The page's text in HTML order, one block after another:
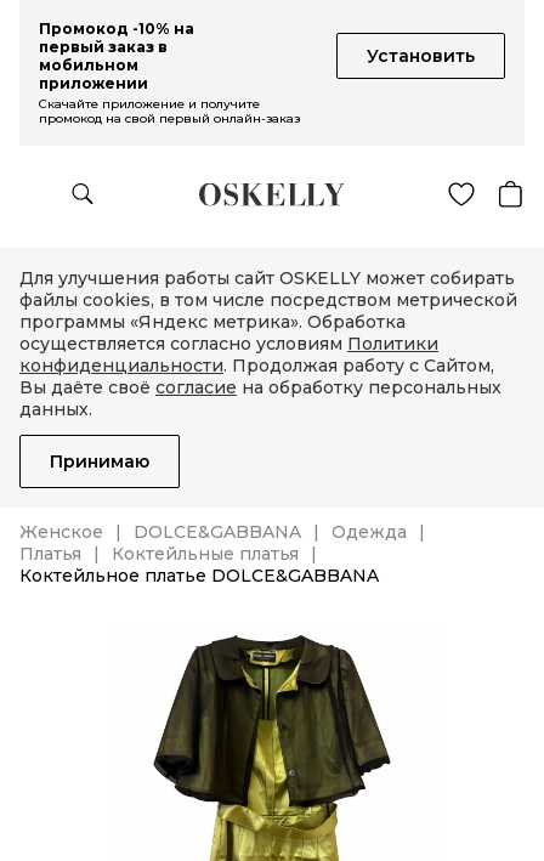
Промокод -10% на
первый заказ в
мобильном
приложении
Установить
Скачайте приложение и получите
промокод на свой первый онлайн-заказ
Для улучшения работы сайт OSKELLY может собирать
файлы cookies, в том числе посредством метрической
программы «Яндекс метрика». Обработка
осуществляется согласно условиям Политики
конфиденциальности. Продолжая работу с Сайтом,
Вы даёте своё согласие на обработку персональных
данных.
Принимаю
Женское DOLCE&GABBANA
Одежда
Платья
Коктейльные платья
Коктейльное платье DOLCE&GABBANA